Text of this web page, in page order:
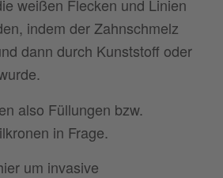
weißen Flecken und Linien
indem der Zahnschmelz
dann durch Kunststoff oder
also Füllungen bzw.
in Frage.
um invasive